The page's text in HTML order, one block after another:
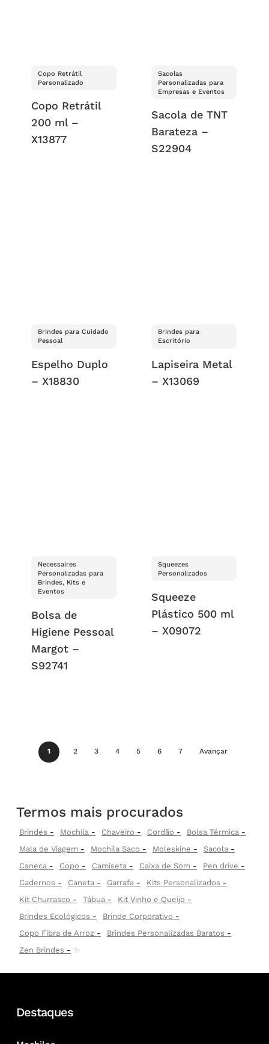
Copo Retrátil
Personalizado
Copo Retrátil
200 ml –
X13877
Sacolas
Personalizadas para
Empresas e Eventos
Sacola de TNT
Barateza –
S22904
Brindes para Cuidado
Pessoal
Espelho Duplo
– X18830
Brindes para
Escritório
Lapiseira Metal
– X13069
Necessaires
Personalizadas para
Brindes, Kits e
Eventos
Bolsa de
Higiene Pessoal
Margot –
S92741
Squeezes
Personalizados
Squeeze
Plástico 500 ml
– X09072
1 2 3 4 5 6 7 Avançar
Termos mais procurados
Brindes Mochila Chaveiro Cordão
Bolsa Térmica
Mala de Viagem
Mochila Saco Moleskine
Sacola
Caneca
Copo Camiseta Caixa de Som
Pen drive
Cadernos
Caneta Garrafa
Kits Personalizados
Kit Churrasco
Tábua
Kit Vinho e Queijo
Brindes Ecológicos
Brinde Corporativo
Copo Fibra de Arroz
Brindes Personalizadas Baratos
Zen Brindes
✨
Destaques